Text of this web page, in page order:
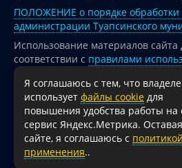
ПОЛОЖЕНИЕ о порядке
администрации Туапсинского
Использование материалов сайта
соответствии с правилами
опубликованных на сайте
При перепечатке и
на источник обязательна.
Для сайтов и страниц сети
активная гиперссылка на
администрации Туапсинского
Я соглашаюсь с тем, что
использует файлы cookie для
повышения удобства работы на
сервис Яндекс.Метрика.
сайте, я соглашаюсь с
применения..